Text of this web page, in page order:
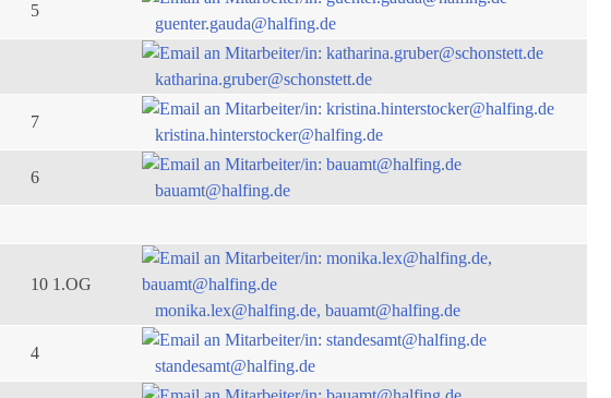
5
guenter.gauda@halfing.de
katharina.gruber@schonstett.de
7
kristina.hinterstocker@halfing.de
6
bauamt@halfing.de
10 1.OG
monika.lex@halfing.de, bauamt@halfing.de
4
standesamt@halfing.de